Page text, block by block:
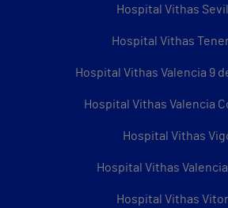
Hospital Vithas
Hospital Vithas
Hospital Vithas Valencia 9
Hospital Vithas Valencia
Hospital Vithas
Hospital Vithas
Hospital Vithas